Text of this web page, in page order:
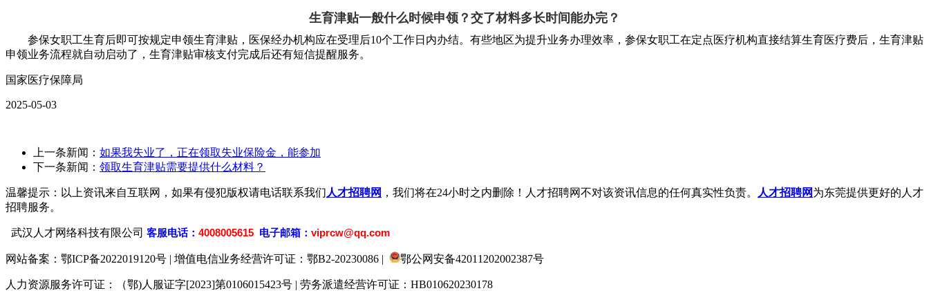
生育津贴一般什么时候申领？交了材料多长时间能办完？
参保女职工生育后即可按规定申领生育津贴，医保经办机构应在受理后10个工作日内办结。有些地区为提升业务办理效率，参保女职工在定点医疗机构直接结算生育医疗费后，生育津贴
申领业务流程就自动启动了，生育津贴审核支付完成后还有短信提醒服务。
国家医疗保障局
2025-05-03
上一条新闻： 如果我失业了，正在领取失业保险金，能参加
下一条新闻： 领取生育津贴需要提供什么材料？
温馨提示：以上资讯来自互联网，如果有侵犯版权请电话联系我们 人才招聘网 ，我们将在24小时之内删除！人才招聘网不对该资讯信息的任何真实性负责。 人才招聘网为东莞提供更好的人才
招聘服务。
武汉人才网络科技有限公司 客服电话： 4008005615 电子邮箱： viprcw@qq.com
网站备案： 鄂ICP备2022019120号 | 增值电信业务经营许可证：鄂B2-20230086 | 鄂公网安备42011202002387号
人力资源服务许可证：（鄂)人服证字[2023]第0106015423号 | 劳务派遣经营许可证：HB010620230178